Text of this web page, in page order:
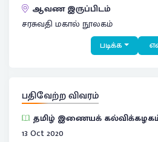
ஆவண இருப்பிடம்
சரசுவதி மகால் நூலகம்
படிக்க
பதிவேற்ற விவரம்
தமிழ் இணையக்
13 Oct 2020